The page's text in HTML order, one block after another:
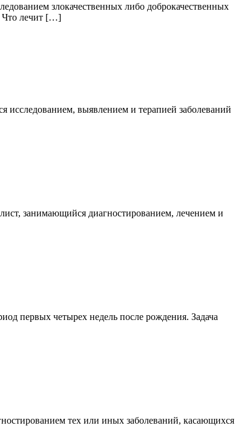
злокачественных либо доброкачественных
Что лечит […]
исследованием, выявлением и терапией заболеваний
занимающийся диагностированием, лечением и
первых четырех недель после рождения. Задача
тех или иных заболеваний, касающихся